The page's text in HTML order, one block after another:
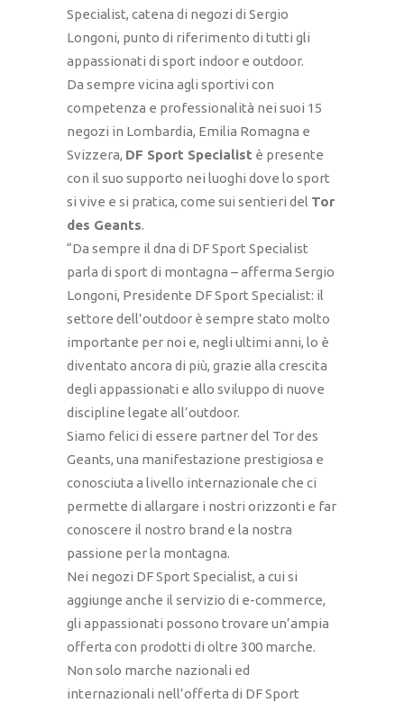
Specialist, catena di negozi di Sergio
Longoni, punto di riferimento di tutti gli
appassionati di sport indoor e outdoor.
Da sempre vicina agli sportivi con
competenza e professionalità nei suoi 15
negozi in Lombardia, Emilia Romagna e
Svizzera, DF Sport Specialist è presente
con il suo supporto nei luoghi dove lo sport
si vive e si pratica, come sui sentieri del Tor
des Geants.
“Da sempre il dna di DF Sport Specialist
parla di sport di montagna – afferma Sergio
Longoni, Presidente DF Sport Specialist: il
settore dell’outdoor è sempre stato molto
importante per noi e, negli ultimi anni, lo è
diventato ancora di più, grazie alla crescita
degli appassionati e allo sviluppo di nuove
discipline legate all’outdoor.
Siamo felici di essere partner del Tor des
Geants, una manifestazione prestigiosa e
conosciuta a livello internazionale che ci
permette di allargare i nostri orizzonti e far
conoscere il nostro brand e la nostra
passione per la montagna.
Nei negozi DF Sport Specialist, a cui si
aggiunge anche il servizio di e-commerce,
gli appassionati possono trovare un’ampia
offerta con prodotti di oltre 300 marche.
Non solo marche nazionali ed
internazionali nell’offerta di DF Sport